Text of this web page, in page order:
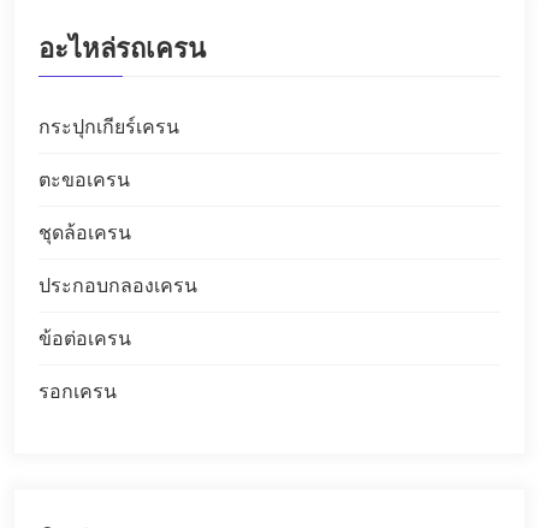
อะไหล่รถเครน
กระปุกเกียร์เครน
ตะขอเครน
ชุดล้อเครน
ประกอบกลองเครน
ข้อต่อเครน
รอกเครน